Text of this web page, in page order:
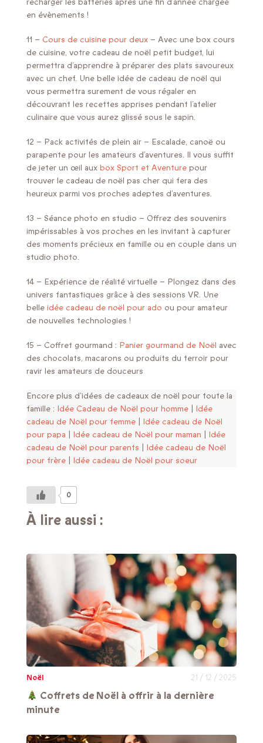
en évènements !
11 – Cours de cuisine pour deux – Avec une box cours
de cuisine, votre cadeau de noël petit budget, lui
permettra d’apprendre à préparer des plats savoureux
avec un chef. Une belle idée de cadeau de noël qui
vous permettra surement de vous régaler en
découvrant les recettes apprises pendant l’atelier
culinaire que vous aurez glissé sous le sapin.
12 – Pack activités de plein air – Escalade, canoë ou
parapente pour les amateurs d’aventures. Il vous suffit
de jeter un œil aux box Sport et Aventure pour
trouver le cadeau de noël pas cher qui fera des
heureux parmi vos proches adeptes d’aventures.
13 – Séance photo en studio – Offrez des souvenirs
impérissables à vos proches en les invitant à capturer
des moments précieux en famille ou en couple dans un
studio photo.
14 – Expérience de réalité virtuelle – Plongez dans des
univers fantastiques grâce à des sessions VR. Une
belle idée cadeau de noël pour ado ou pour amateur
de nouvelles technologies !
15 – Coffret gourmand : Panier gourmand de Noël avec
des chocolats, macarons ou produits du terroir pour
ravir les amateurs de douceurs
Encore plus d’idées de cadeaux de noël pour toute la
famille : Idée Cadeau de Noël pour homme | Idée
cadeau de Noël pour femme | Idée cadeau de Noël
pour papa | Idée cadeau de Noël pour maman | Idée
cadeau de Noël pour parents | Idée cadeau de Noël
pour frère | Idée cadeau de Noël pour soeur
0
À lire aussi :
Noël 21 / 12 / 2025
Coffrets de Noël à offrir à la dernière
minute